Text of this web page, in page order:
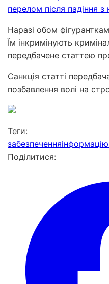
перелом після падіння
Наразі обом
Їм інкримінують
передбачене статтею
Санкція статті
позбавлення волі на
Теги:
забезпеченняінформацію
Поділитися: